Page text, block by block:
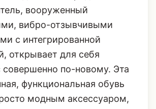
Забудьте о скучных
и вечном взгляде в
городской
вооруженный
вибро-отзывчивыми
с интегрированной
открывает для себя